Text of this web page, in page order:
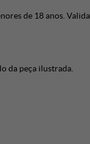
de 18 anos.
da peça ilustrada.